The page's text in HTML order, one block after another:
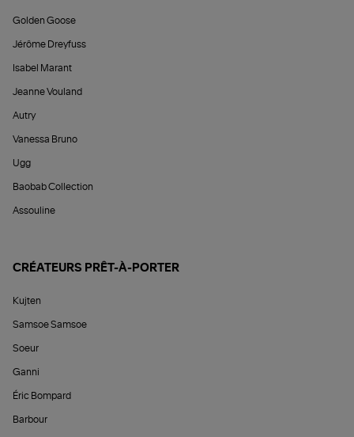
Golden Goose
Jérôme Dreyfuss
Isabel Marant
Jeanne Vouland
Autry
Vanessa Bruno
Ugg
Baobab Collection
Assouline
CRÉATEURS PRÊT-À-PORTER
Kujten
Samsoe Samsoe
Soeur
Ganni
Éric Bompard
Barbour